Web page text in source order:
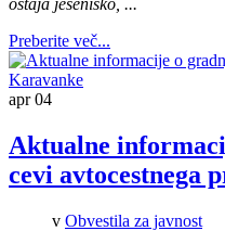
ostaja jeseniško, ...
Preberite več...
apr04
Aktualne
cevi avtocestnega
v Obvestila za javnost